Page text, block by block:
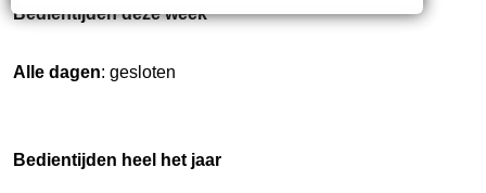
Bedientijden deze week
Alle dagen: gesloten
Bedientijden heel het jaar